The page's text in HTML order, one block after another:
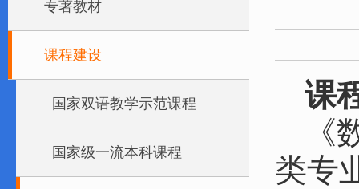
专著教材
课程建设
国家双语教学示范课程
国家级一流本科课程
课
类专